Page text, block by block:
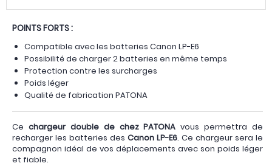
POINTS FORTS :
Compatible avec les batteries Canon LP-E6
Possibilité de charger 2 batteries en même temps
Protection contre les surcharges
Poids léger
Qualité de fabrication PATONA
Ce chargeur double de chez PATONA vous permettra de
recharger les batteries des Canon LP-E6. Ce chargeur sera le
compagnon idéal de vos déplacements avec son poids léger
et fiable.